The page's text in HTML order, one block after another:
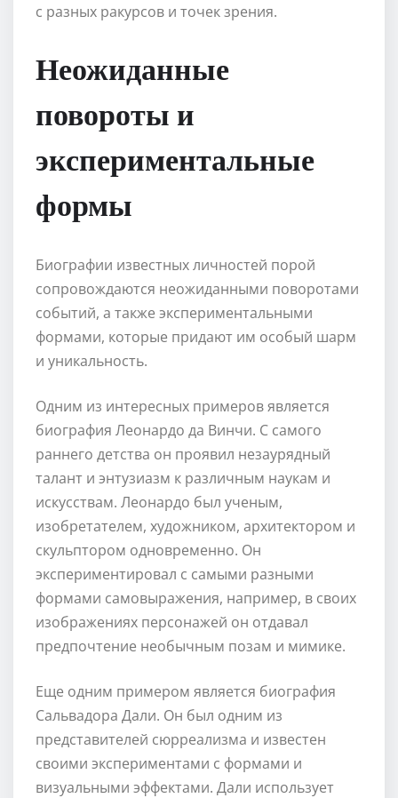
с разных ракурсов и точек зрения.
Неожиданные
повороты и
экспериментальные
формы
Биографии известных личностей порой
сопровождаются неожиданными поворотами
событий, а также экспериментальными
формами, которые придают им особый шарм
и уникальность.
Одним из интересных примеров является
биография Леонардо да Винчи. С самого
раннего детства он проявил незаурядный
талант и энтузиазм к различным наукам и
искусствам. Леонардо был ученым,
изобретателем, художником, архитектором и
скульптором одновременно. Он
экспериментировал с самыми разными
формами самовыражения, например, в своих
изображениях персонажей он отдавал
предпочтение необычным позам и мимике.
Еще одним примером является биография
Сальвадора Дали. Он был одним из
представителей сюрреализма и известен
своими экспериментами с формами и
визуальными эффектами. Дали использует